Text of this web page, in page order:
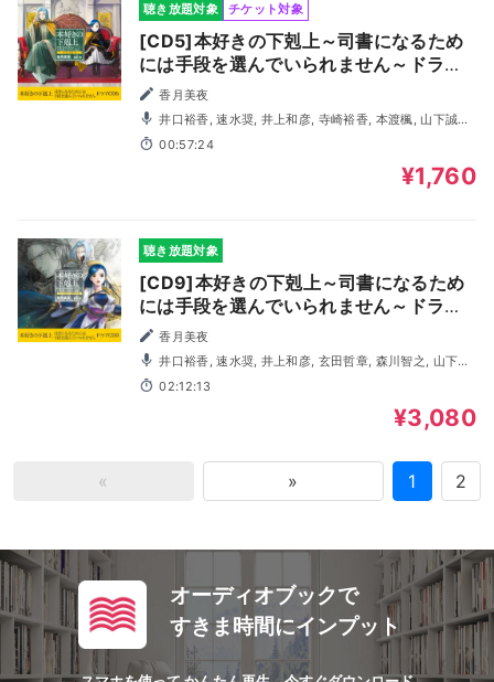
聴き放題対象 チケット対象
[CD5]本好きの下剋上～司書になるため
には手段を選んでいられません～ドラマ
CD5香月美夜
井口裕香, 速水奨, 井上和彦, 寺崎裕香, 本渡楓, 山下誠一
郎, 内田雄馬, 関俊彦, 小林裕介, 諸星すみれ, 梅原裕一郎, 石
見舞菜香, 宮沢きよこ, 遠藤広之, 渡辺明乃, 潘めぐみ, 豊口め
00:57:24
¥1,760
聴き放題対象
[CD9]本好きの下剋上～司書になるため
には手段を選んでいられません～ドラマ
CD9
香月美夜
井口裕香, 速水奨, 井上和彦, 玄田哲章, 森川智之, 山下誠
一郎, 内田雄馬, 諸星すみれ, 梅原裕一郎, 小林裕介, 関俊彦,
本渡楓, 石見舞菜香, 潘めぐみ, 田村睦心, 小西克幸, 宮沢きよ
こ, 上田燿司, 金元寿子, 渡辺明乃, 長縄まりあ, 岡井カツノ
02:12:13
¥3,080
« » 1 2
オーディオブックで
すきま時間にインプット